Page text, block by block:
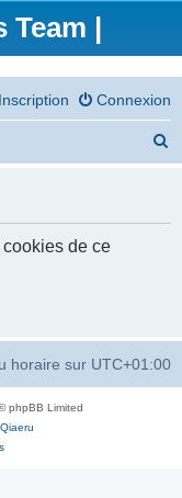
Team |
Connexion
Inscription
c
de ce
horaire sur UTC+01:00
phpBB Limited
Qiaeru